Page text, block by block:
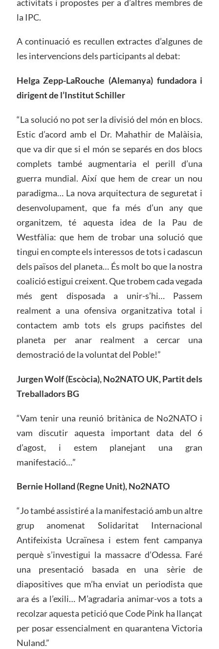
activitats i propostes per a d’altres membres de
la IPC.
A continuació es recullen extractes d’algunes de
les intervencions dels participants al debat:
Helga Zepp-LaRouche (Alemanya) fundadora i
dirigent de l’Institut Schiller
“La solució no pot ser la divisió del món en blocs.
Estic d’acord amb el Dr. Mahathir de Malàisia,
que va dir que si el món se separés en dos blocs
complets també augmentaria el perill d’una
guerra mundial. Així que hem de crear un nou
paradigma… La nova arquitectura de seguretat i
desenvolupament, que fa més d’un any que
organitzem, té aquesta idea de la Pau de
Westfàlia: que hem de trobar una solució que
tingui en compte els interessos de tots i cadascun
dels països del planeta… És molt bo que la nostra
coalició estigui creixent. Que trobem cada vegada
més gent disposada a unir-s’hi… Passem
realment a una ofensiva organitzativa total i
contactem amb tots els grups pacifistes del
planeta per anar realment a cercar una
demostració de la voluntat del Poble!”
Jurgen Wolf (Escòcia), No2NATO UK, Partit dels
Treballadors BG
“Vam tenir una reunió britànica de No2NATO i
vam discutir aquesta important data del 6
d’agost, i estem planejant una gran
manifestació…”
Bernie Holland (Regne Unit), No2NATO
“Jo també assistiré a la manifestació amb un altre
grup anomenat Solidaritat Internacional
Antifeixista Ucraïnesa i estem fent campanya
perquè s’investigui la massacre d’Odessa. Faré
una presentació basada en una sèrie de
diapositives que m’ha enviat un periodista que
ara és a l’exili… M’agradaria animar-vos a tots a
recolzar aquesta petició que Code Pink ha llançat
per posar essencialment en quarantena Victoria
Nuland.”